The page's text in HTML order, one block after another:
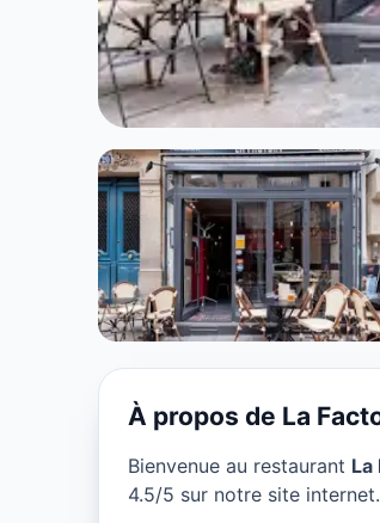
CUISINE EUROPÉENNE
La
★ 4.5/5
À propos de La
Bienvenue au restaurant La
4.5/5 sur notre site internet.